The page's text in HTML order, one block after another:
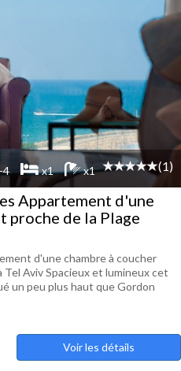
4 x1 x1 (1)
Appartement d'une
proche de la Plage
d'une chambre à coucher
Aviv Spacieux et lumineux cet
un peu plus haut que Gordon
Voir les détails